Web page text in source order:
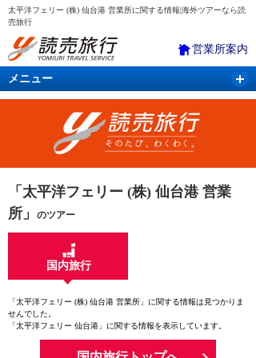
太平洋フェリー (株) 仙台港 営業所に関する情報|海外ツアーなら読
売旅行
営業所案内
メニュー
国内旅行 バスツアー 海外旅行
「太平洋フェリー (株) 仙台港 営業
所」
のツアー
国内旅行
「太平洋フェリー (株) 仙台港 営業所」に関する情報は見つかりま
せんでした。
「太平洋フェリー 仙台港」に関する情報を表示しています。